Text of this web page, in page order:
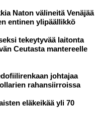
Naton välineitä Venäjää
entinen ylipäällikkö
tekeytyvää laitonta
Ceutasta mantereelle
johtajaa
rahansiirroissa
eläkeikää yli 70